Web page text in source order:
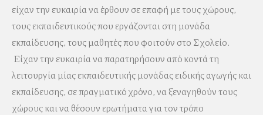
είχαν την ευκαιρία να έρθουν σε επαφή με τους χώρους,
τους εκπαιδευτικούς που εργάζονται στη μονάδα
εκπαίδευσης, τους μαθητές που φοιτούν στο Σχολείο.
Είχαν την ευκαιρία να παρατηρήσουν από κοντά τη
λειτουργία μίας εκπαιδευτικής μονάδας ειδικής αγωγής και
εκπαίδευσης, σε πραγματικό χρόνο, να ξεναγηθούν τους
χώρους και να θέσουν ερωτήματα για τον τρόπο